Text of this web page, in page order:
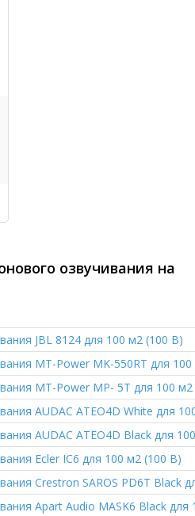
озвучивания на
JBL 8124 для 100 м2 (100 В)
MT-Power MK-550RT для
MT-Power MР- 5Т для 100
AUDAC ATEO4D White для
AUDAC ATEO4D Black для
Ecler IC6 для 100 м2 (100 В)
Crestron SAROS PD6T Black
Apart Audio MASK6 Black для